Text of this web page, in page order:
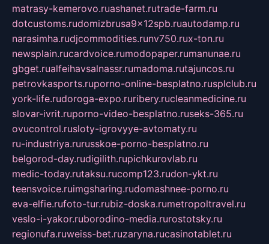
matrasy-kemerovo.ruashanet.rutrade-farm.ru
dotcustoms.rudomizbrusa9x12spb.ruautodamp.ru
narasimha.rudjcommodities.runv750.rux-ton.ru
newsplain.rucardvoice.rumodopaper.rumanunae.ru
gbget.rualfeihavsalnassr.rumadoma.rutajuncos.ru
petrovkasports.ruporno-online-besplatno.rusplclub.ru
york-life.rudoroga-expo.ruribery.rucleanmedicine.ru
slovar-ivrit.ruporno-video-besplatno.ruseks-365.ru
ovucontrol.rusloty-igrovyye-avtomaty.ru
ru-industriya.rurusskoe-porno-besplatno.ru
belgorod-day.rudigilith.rupichkurovlab.ru
medic-today.rutaksu.rucomp123.rudon-ykt.ru
teensvoice.ruimgsharing.rudomashnee-porno.ru
eva-elfie.rufoto-tur.rubiz-doska.rumetropoltravel.ru
veslo-i-yakor.ruborodino-media.rurostotsky.ru
regionufa.ruweiss-bet.ruzaryna.rucasinotablet.ru